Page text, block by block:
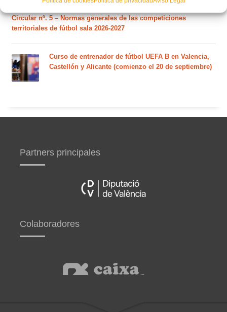
Circular nº. 5 – Normas generales de las competiciones
territoriales de fútbol sala 2026-2027
Curso de entrenador de fútbol UEFA B en Valencia,
Castellón y Alicante (comienzo el 20 de septiembre)
Partners principales
Colaboradores